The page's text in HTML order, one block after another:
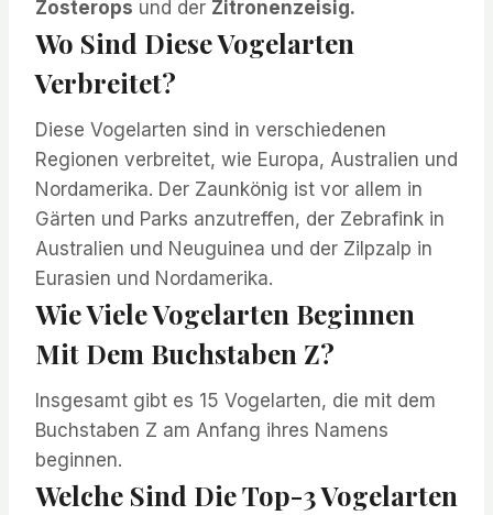
Zosterops und der Zitronenzeisig.
Wo Sind Diese Vogelarten
Verbreitet?
Diese Vogelarten sind in verschiedenen
Regionen verbreitet, wie Europa, Australien und
Nordamerika. Der Zaunkönig ist vor allem in
Gärten und Parks anzutreffen, der Zebrafink in
Australien und Neuguinea und der Zilpzalp in
Eurasien und Nordamerika.
Wie Viele Vogelarten Beginnen
Mit Dem Buchstaben Z?
Insgesamt gibt es 15 Vogelarten, die mit dem
Buchstaben Z am Anfang ihres Namens
beginnen.
Welche Sind Die Top-3 Vogelarten